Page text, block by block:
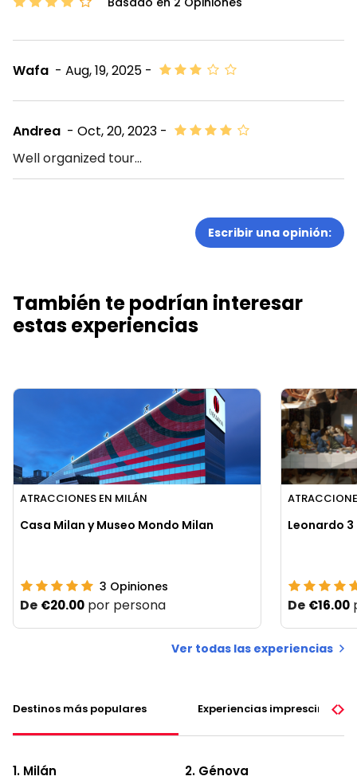
- Aug, 19, 2025 -
Wafa
- Oct, 20, 2023 -
Andrea
Well organized tour...
Escribir una opinión:
También te podrían interesar
estas experiencias
ATRACCIONES EN MILÁN
Casa Milan y Museo Mondo Milan
3 Opiniones
De €20.00 por persona
Leonardo 3
De €16.00
Ver todas las experiencias
Destinos más populares Experiencias imprescindibles
1. Milán 2. Génova